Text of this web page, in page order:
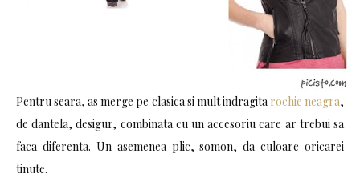
Pentru seara, as merge pe clasica si mult indragita rochie neagra,
de dantela, desigur, combinata cu un accesoriu care ar trebui sa
faca diferenta. Un asemenea plic, somon, da culoare oricarei
tinute.